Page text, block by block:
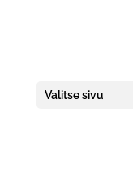
Valitse sivu